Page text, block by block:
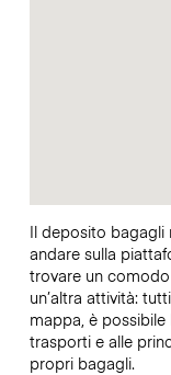
Il deposito bagagli
andare sulla
trovare un
un’altra attività: tutti
mappa, è
trasporti e alle
propri bagagli.